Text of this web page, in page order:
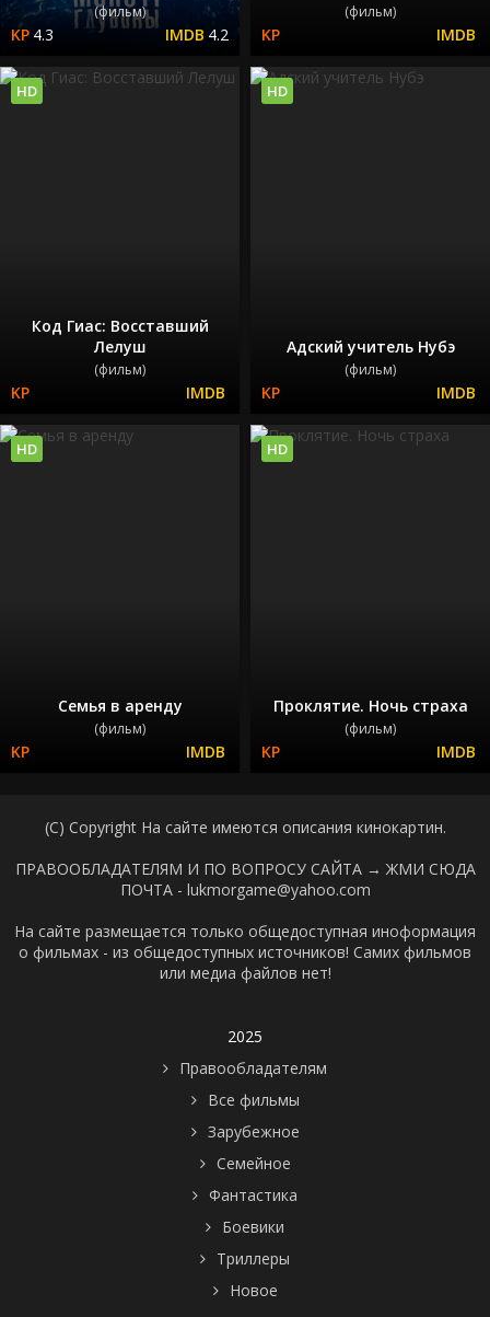
(фильм)
4.3 4.2
(фильм)
Код Гиас: Восставший
Лелуш
(фильм)
HD
Адский учитель Нубэ
(фильм)
HD
Семья в аренду
(фильм)
HD
Проклятие. Ночь страха
(фильм)
HD
(C) Copyright На сайте имеются описания кинокартин.
ПРАВООБЛАДАТЕЛЯМ И ПО ВОПРОСУ САЙТА → ЖМИ СЮДА
ПОЧТА - lukmorgame@yahoo.com
На сайте размещается только общедоступная иноформация
о фильмах - из общедоступных источников! Самих фильмов
или медиа файлов нет!
2025
Правообладателям
Все фильмы
Зарубежное
Семейное
Фантастика
Боевики
Триллеры
Новое